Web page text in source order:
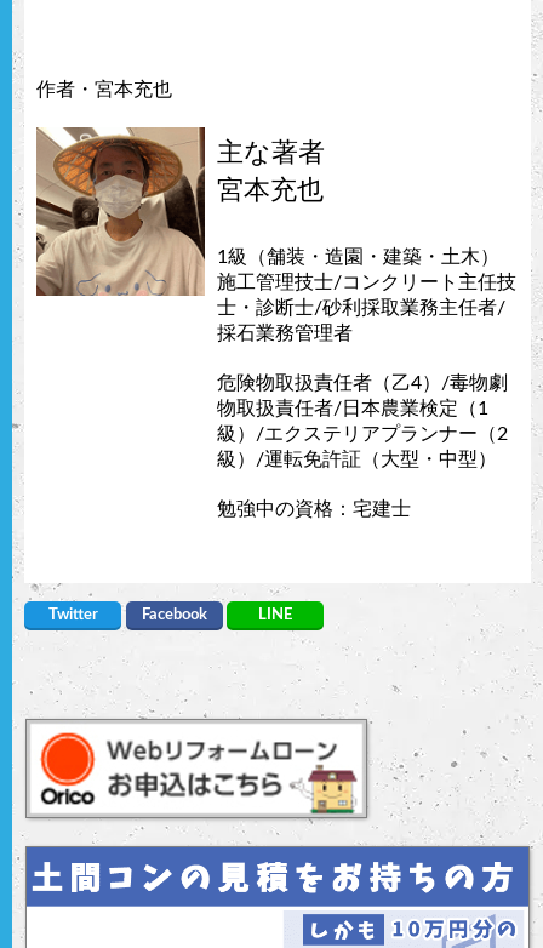
作者・宮本充也
主な著者
宮本充也
1級（舗装・造園・建築・土木）
施工管理技士/コンクリート主任技
士・診断士/砂利採取業務主任者/
採石業務管理者
危険物取扱責任者（乙4）/毒物劇
物取扱責任者/日本農業検定（1
級）/エクステリアプランナー（2
級）/運転免許証（大型・中型）
勉強中の資格：宅建士
Twitter Facebook LINE